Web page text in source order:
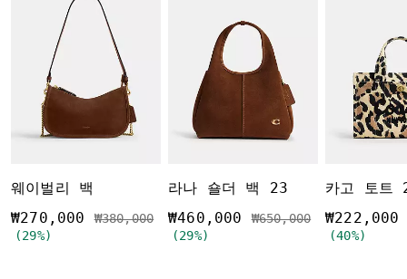
웨이벌리 백
₩270,000
가격 인하 전
₩380,000인하됨
(29%)
라나 숄더 백 23
₩460,000
가격 인하 전
₩650,000인하됨
(29%)
₩222,000
(40%)